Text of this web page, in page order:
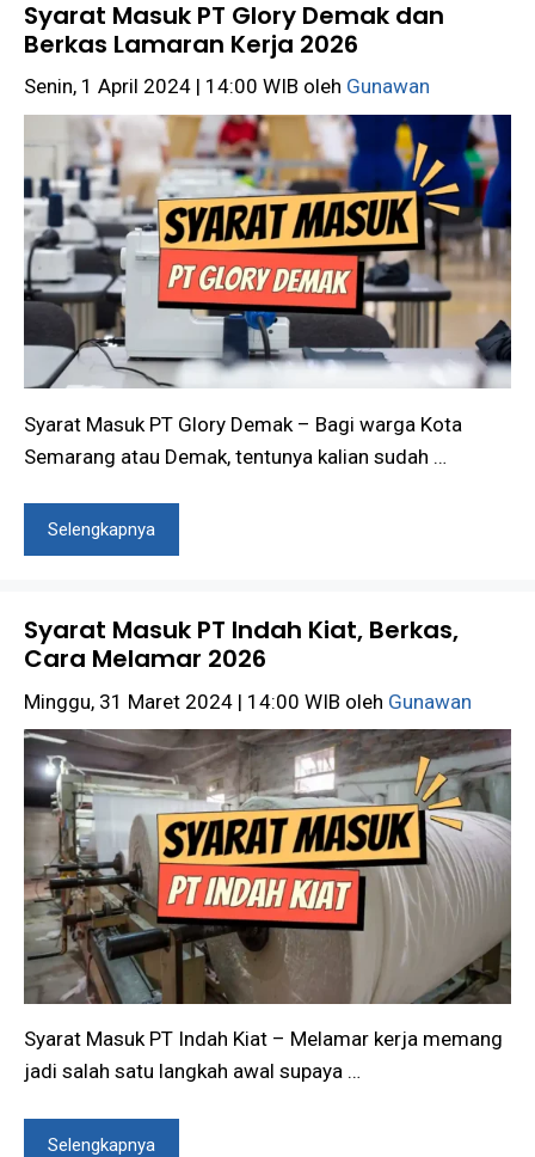
Syarat Masuk PT Glory Demak dan
Berkas Lamaran Kerja 2026
Senin, 1 April 2024 | 14:00 WIB oleh Gunawan
Syarat Masuk PT Glory Demak – Bagi warga Kota
Semarang atau Demak, tentunya kalian sudah …
Selengkapnya
Syarat Masuk PT Indah Kiat, Berkas,
Cara Melamar 2026
Minggu, 31 Maret 2024 | 14:00 WIB oleh Gunawan
Syarat Masuk PT Indah Kiat – Melamar kerja memang
jadi salah satu langkah awal supaya …
Selengkapnya